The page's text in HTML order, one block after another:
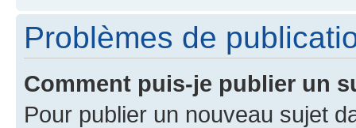
Problèmes de
Comment puis-je publier un
Pour publier un nouveau sujet